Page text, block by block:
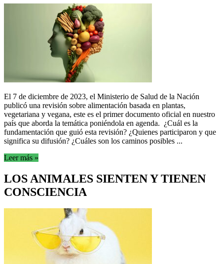
El 7 de diciembre de 2023, el Ministerio de Salud de la Nación
publicó una revisión sobre alimentación basada en plantas,
vegetariana y vegana, este es el primer documento oficial en nuestro
país que aborda la temática poniéndola en agenda. ¿Cuál es la
fundamentación que guió esta revisión? ¿Quienes participaron y que
significa su difusión? ¿Cuáles son los caminos posibles ...
Leer más »
LOS ANIMALES SIENTEN Y TIENEN
CONSCIENCIA